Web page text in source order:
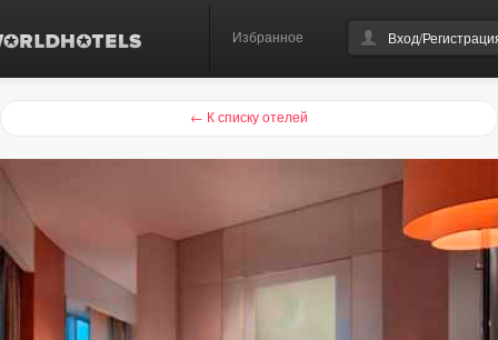
Избранное Вход/
← К списку отелей